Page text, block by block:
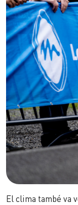
El clima també va